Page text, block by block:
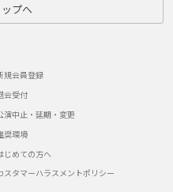
プへ
規会員登録
会受付
演中止・延期・変更
奨環境
じめての方へ
スタマーハラスメントポリシー